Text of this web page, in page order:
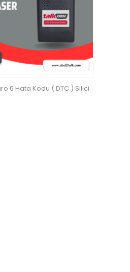
6 Hata Kodu ( DTC ) Silici